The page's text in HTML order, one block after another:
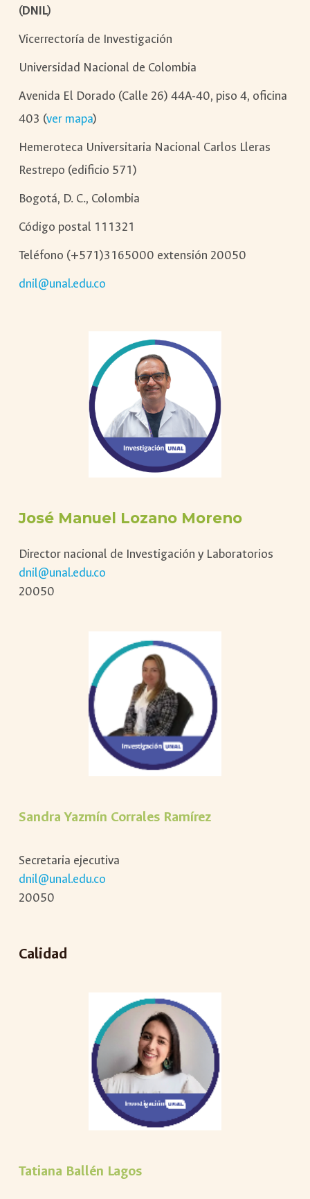
(DNIL)
Vicerrectoría de Investigación
Universidad Nacional de Colombia
Avenida El Dorado (Calle 26) 44A-40, piso 4, oficina
403 (ver mapa)
Hemeroteca Universitaria Nacional Carlos Lleras
Restrepo (edificio 571)
Bogotá, D. C., Colombia
Código postal 111321
Teléfono (+571)3165000 extensión 20050
dnil@unal.edu.co
José Manuel Lozano Moreno
Director nacional de Investigación y Laboratorios
dnil@unal.edu.co
20050
Sandra Yazmín Corrales Ramírez
Secretaria ejecutiva
dnil@unal.edu.co
20050
Calidad
Tatiana Ballén Lagos